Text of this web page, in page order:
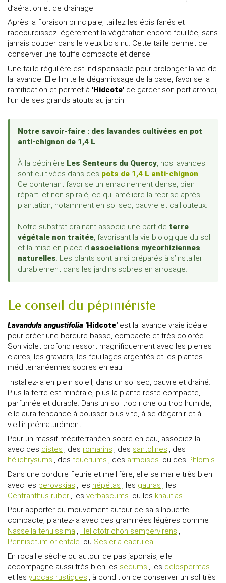
d’aération et de drainage.
Après la floraison principale, taillez les épis fanés et
raccourcissez légèrement la végétation encore feuillée, sans
jamais couper dans le vieux bois nu. Cette taille permet de
conserver une touffe compacte et dense.
Une taille régulière est indispensable pour prolonger la vie de
la lavande. Elle limite le dégarnissage de la base, favorise la
ramification et permet à 'Hidcote' de garder son port arrondi,
l’un de ses grands atouts au jardin.
Notre savoir-faire : des lavandes cultivées en pot
anti-chignon de 1,4 L
À la pépinière Les Senteurs du Quercy, nos lavandes
sont cultivées dans des pots de 1,4 L anti-chignon .
Ce contenant favorise un enracinement dense, bien
réparti et non spiralé, ce qui améliore la reprise après
plantation, notamment en sol sec, pauvre et caillouteux.
Notre substrat drainant associe une part de terre
végétale non traitée, favorisant la vie biologique du sol
et la mise en place d'associations mycorhiziennes
naturelles. Les plants sont ainsi préparés à s’installer
durablement dans les jardins sobres en arrosage.
Le conseil du pépiniériste
Lavandula angustifolia 'Hidcote' est la lavande vraie idéale
pour créer une bordure basse, compacte et très colorée.
Son violet profond ressort magnifiquement avec les pierres
claires, les graviers, les feuillages argentés et les plantes
méditerranéennes sobres en eau.
Installez-la en plein soleil, dans un sol sec, pauvre et drainé.
Plus la terre est minérale, plus la plante reste compacte,
parfumée et durable. Dans un sol trop riche ou trop humide,
elle aura tendance à pousser plus vite, à se dégarnir et à
vieillir prématurément.
Pour un massif méditerranéen sobre en eau, associez-la
avec des cistes , des romarins , des santolines , des
hélichrysums , des teucriums , des armoises ou des Phlomis .
Dans une bordure fleurie et mellifère, elle se marie très bien
avec les perovskias , les népétas , les gauras , les
Centranthus ruber , les verbascums ou les knautias .
Pour apporter du mouvement autour de sa silhouette
compacte, plantez-la avec des graminées légères comme
Nassella tenuissima , Helictotrichon sempervirens ,
Pennisetum orientale ou Sesleria caerulea .
En rocaille sèche ou autour de pas japonais, elle
accompagne aussi très bien les sedums , les delospermas
et les yuccas rustiques , à condition de conserver un sol très